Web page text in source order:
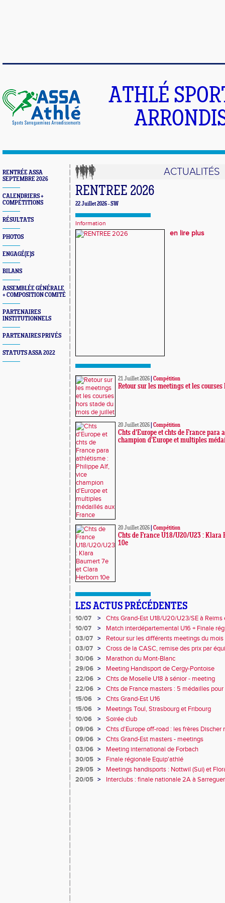
ATHLÉ
RENTRÉE ASSA
SEPTEMBRE 2026
CALENDRIERS +
COMPÉTITIONS
RÉSULTATS
PHOTOS
ENGAGÉ(E)S
BILANS
ASSEMBLÉE GÉNÉRALE
+ COMPOSITION COMITÉ
PARTENAIRES
INSTITUTIONNELS
PARTENAIRES PRIVÉS
STATUTS ASSA 2022
ACTUALITÉS
RENTREE 2026
22 Juillet 2026 - SW
Information
en lire plus
21 Juillet 2026 Compétition
Retour sur les meetings et les
20 Juillet 2026 Compétition
Chts d'Europe et chts de France
champion d'Europe et multiples
20 Juillet 2026 Compétition
Chts de France U18/U20/U23 : Klara
10e
LES ACTUS PRÉCÉDENTES
10/07 >
Chts Grand-Est U18/U20/U23/SE à
10/07
>
Match interdépartemental U16 + Finale
Obernai
03/07 >
Retour sur les différents meetings du
03/07 >
Cross de la CASC, remise des prix par
collèges
30/06 >
Marathon du Mont-Blanc
29/06 >
Meeting Handisport de Cergy-Pontoise
22/06 >
Chts de Moselle U18 à sénior - meeting
22/06 >
Chts de France masters : 5 médailles
15/06
>
Chts Grand-Est U16
15/06
>
Meetings Toul, Strasbourg et Fribourg
10/06
>
Soirée club
09/06 >
Chts d'Europe off-road : les frères Discher
09/06 >
Chts Grand-Est masters - meetings
03/06 >
Meeting international de Forbach
30/05 >
Finale régionale Equip'athlé
29/05 >
Meetings handisports : Nottwil (Sui) et
20/05 >
Interclubs : finale nationale 2A à